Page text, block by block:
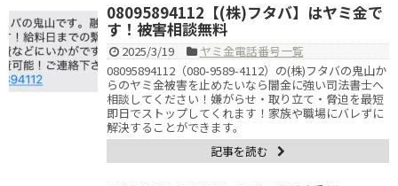
08095894112【(株)フタバ】はヤミ金で
す！被害相談無料
2025/3/19
ヤミ金電話番号一覧
08095894112（080-9589-4112）の(株)フタバの鬼山か
らのヤミ金被害を止めたいなら闇金に強い司法書士へ
相談してください！嫌がらせ・取り立て・脅迫を最短
即日でストップしてくれます！家族や職場にバレずに
解決することができます。
記事を読む